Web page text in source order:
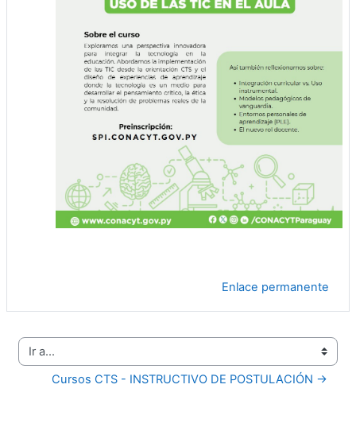
Enlace permanente
Ir a...
Cursos CTS - INSTRUCTIVO DE POSTULACIÓN →